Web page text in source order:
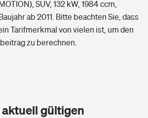
SUV, 132 kW, 1984 ccm,
ab 2011. Bitte beachten Sie, dass
Tarifmerkmal von vielen ist, um den
zu berechnen.
aktuell gültigen